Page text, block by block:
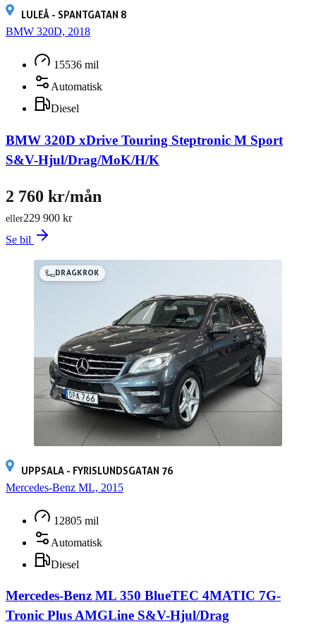
LULEÅ - SPANTGATAN 8
BMW 320D, 2018
15536 mil
Automatisk
Diesel
BMW 320D xDrive Touring Steptronic M Sport
S&V-Hjul/Drag/MoK/H/K
229 900 kr
eller
2 760 kr/mån
Se bil
DRAGKROK
UPPSALA - FYRISLUNDSGATAN 76
Mercedes-Benz ML, 2015
12805 mil
Automatisk
Diesel
Mercedes-Benz ML 350 BlueTEC 4MATIC 7G-
Tronic Plus AMGLine S&V-Hjul/Drag